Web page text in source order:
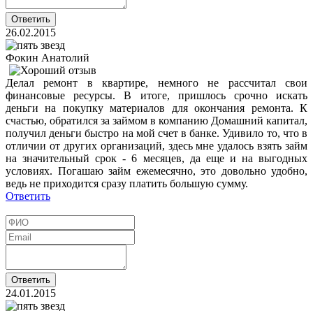
26.02.2015
Фокин Анатолий
Делал ремонт в квартире, немного не рассчитал свои
финансовые ресурсы. В итоге, пришлось срочно искать
деньги на покупку материалов для окончания ремонта. К
счастью, обратился за займом в компанию Домашний капитал,
получил деньги быстро на мой счет в банке. Удивило то, что в
отличии от других организаций, здесь мне удалось взять займ
на значительный срок - 6 месяцев, да еще и на выгодных
условиях. Погашаю займ ежемесячно, это довольно удобно,
ведь не приходится сразу платить большую сумму.
Ответить
24.01.2015